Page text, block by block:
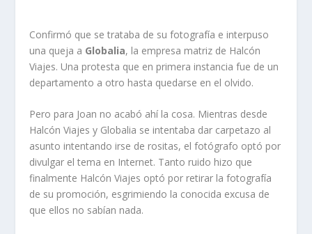
Confirmó que se trataba de su fotografía e interpuso
una queja a Globalia, la empresa matriz de Halcón
Viajes. Una protesta que en primera instancia fue de un
departamento a otro hasta quedarse en el olvido.
Pero para Joan no acabó ahí la cosa. Mientras desde
Halcón Viajes y Globalia se intentaba dar carpetazo al
asunto intentando irse de rositas, el fotógrafo optó por
divulgar el tema en Internet. Tanto ruido hizo que
finalmente Halcón Viajes optó por retirar la fotografía
de su promoción, esgrimiendo la conocida excusa de
que ellos no sabían nada.